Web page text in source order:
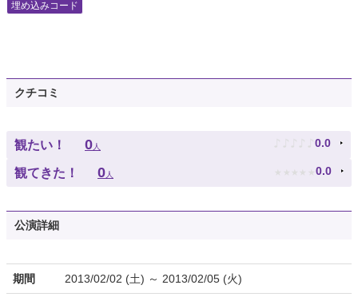
埋め込みコード
クチコミ
観たい！ 0人 ♪ ♪ ♪ ♪ ♪ 0.0
観てきた！ 0人 ★ ★ ★ ★ ★ 0.0
公演詳細
期間 2013/02/02 (土) ～ 2013/02/05 (火)